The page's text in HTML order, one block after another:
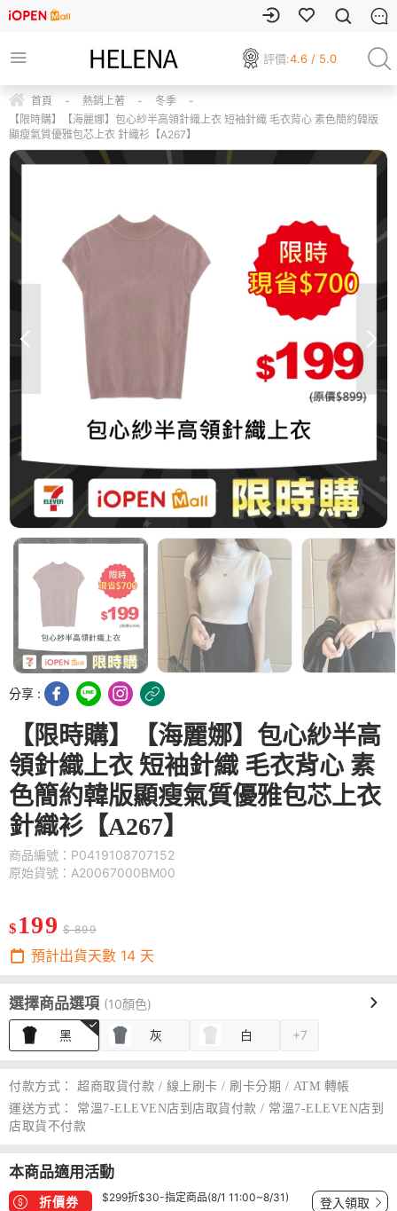
評價:4.6 / 5.0
首頁 - 熱銷上著 - 冬季
-
【限時購】【海麗娜】包心紗半高領針織上衣 短袖針織 毛衣背心 素色簡約韓版
顯瘦氣質優雅包芯上衣 針織衫【A267】
分享 :
【限時購】【海麗娜】包心紗半高
領針織上衣 短袖針織 毛衣背心 素
色簡約韓版顯瘦氣質優雅包芯上衣
針織衫【A267】
商品編號：P0419108707152
原始貨號：A20067000BM00
$ 199 $ 899
預計出貨天數 14 天
選擇商品選項 (10顏色)
黑 灰 白 +7
付款方式：
超商取貨付款 / 線上刷卡 / 刷卡分期 / ATM 轉帳
運送方式：
常溫7-ELEVEN店到店取貨付款 / 常溫7-ELEVEN店到
店取貨不付款
本商品適用活動
折價券 $299折$30-指定商品(8/1 11:00~8/31) 登入領取